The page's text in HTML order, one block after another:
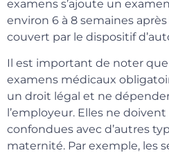
examens s’ajoute un
environ 6 à 8 semaines
couvert par le dispositif
Il est important de noter
examens médicaux
un droit légal et ne
l’employeur. Elles ne
confondues avec d’autres
maternité. Par exemple, les